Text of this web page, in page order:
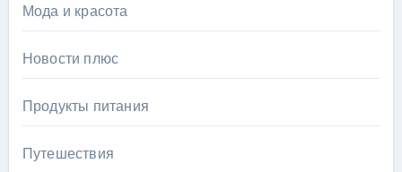
Мода и красота
Новости плюс
Продукты питания
Путешествия